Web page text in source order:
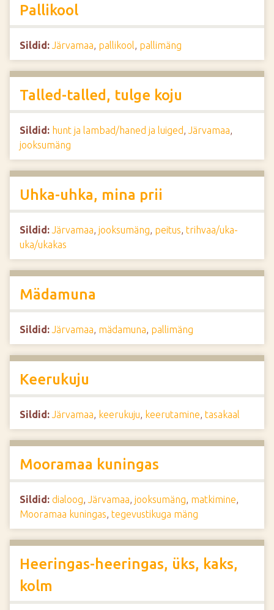
Pallikool
Sildid: Järvamaa, pallikool, pallimäng
Talled-talled, tulge koju
Sildid: hunt ja lambad/haned ja luiged, Järvamaa,
jooksumäng
Uhka-uhka, mina prii
Sildid: Järvamaa, jooksumäng, peitus, trihvaa/uka-
uka/ukakas
Mädamuna
Sildid: Järvamaa, mädamuna, pallimäng
Keerukuju
Sildid: Järvamaa, keerukuju, keerutamine, tasakaal
Mooramaa kuningas
Sildid: dialoog, Järvamaa, jooksumäng, matkimine,
Mooramaa kuningas, tegevustikuga mäng
Heeringas-heeringas, üks, kaks,
kolm